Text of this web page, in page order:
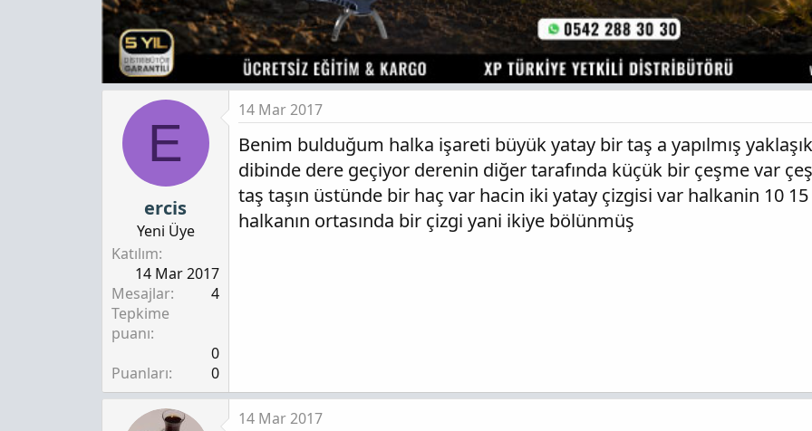
E
ercis
Yeni Üye
Katılım
14 Mar 2017
Mesajlar
4
Tepkime
puanı
0
Puanları
0
14 Mar 2017
Benim bulduğum halka işareti büyük yatay bir taş a yapılmış
dibinde dere geçiyor derenin diğer tarafında küçük bir çeşme var
taş taşın üstünde bir haç var hacin iki yatay çizgisi var halkanin 10
halkanın ortasında bir çizgi yani ikiye bölünmüş
14 Mar 2017